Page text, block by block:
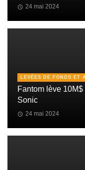
24 mai 2024
LEVÉES DE FONDS ET
Fantom lève
Sonic
24 mai 2024